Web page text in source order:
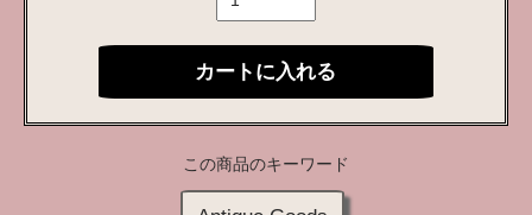
カートに入れる
この商品のキーワード